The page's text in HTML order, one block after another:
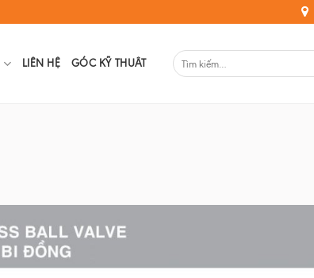
LIÊN HỆ GÓC KỸ THUÂT